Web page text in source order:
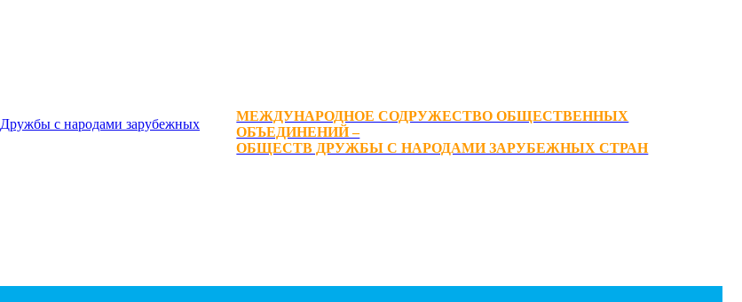
МЕЖДУНАРОДНОЕ СОДРУЖЕСТВО ОБЩЕСТВЕННЫХ
ОБЪЕДИНЕНИЙ –
ОБЩЕСТВ ДРУЖБЫ С НАРОДАМИ ЗАРУБЕЖНЫХ СТРАН